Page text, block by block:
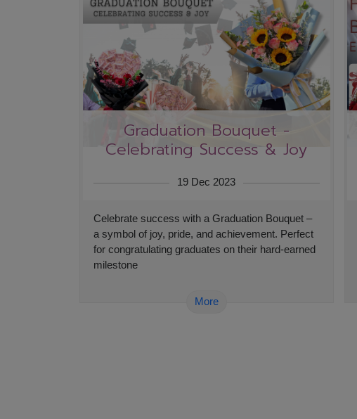
Graduation Bouquet -
Celebrating Success & Joy
19 Dec 2023
Celebrate success with a Graduation Bouquet –
a symbol of joy, pride, and achievement. Perfect
for congratulating graduates on their hard-earned
milestone
More